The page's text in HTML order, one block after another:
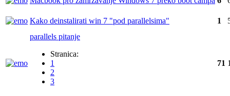
Kako deinstalirati win 7 "pod parallelsima" 1
parallels pitanje
Stranica:
1
2
3
71